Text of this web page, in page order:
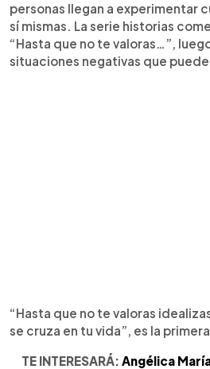
personas llegan a experimentar
sí mismas. La serie historias
“Hasta que no te valoras…”,
situaciones negativas que
“Hasta que no te valoras
se cruza en tu vida”, es la
TE INTERESARÁ: Angélica